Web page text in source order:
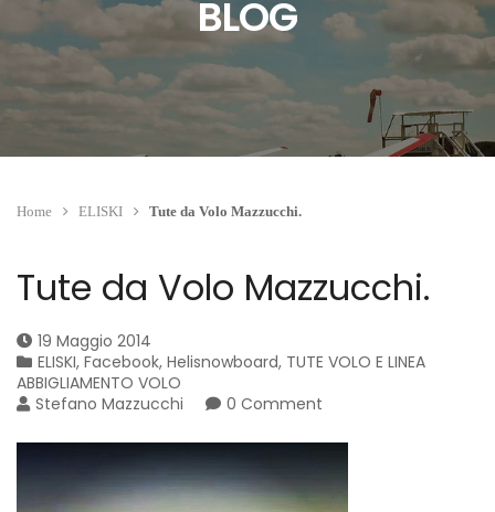
BLOG
Home ELISKI Tute da Volo Mazzucchi.
Tute da Volo Mazzucchi.
19 Maggio 2014
ELISKI, Facebook, Helisnowboard, TUTE VOLO E LINEA
ABBIGLIAMENTO VOLO
Stefano Mazzucchi
0 Comment